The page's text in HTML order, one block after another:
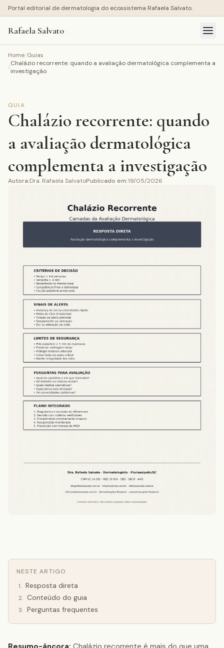
Portal editorial de dermatologia do ecossistema Rafaela Salvato.
Rafaela Salvato
Home/Guias
/Chalázio recorrente: quando a avaliação dermatológica complementa a
investigação
GUIA
Chalázio recorrente: quando
a avaliação dermatológica
complementa a investigação
Autora:Dra. Rafaela SalvatoPublicado em:19/05/2026
NESTE ARTIGO
1. Resposta direta
2. Conteúdo do guia
3. Perguntas frequentes